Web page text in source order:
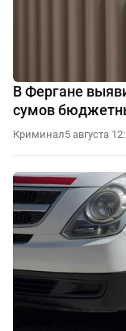
В Фергане
сумов
Криминал5 августа